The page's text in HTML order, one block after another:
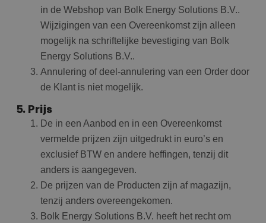
in de Webshop van Bolk Energy Solutions B.V..
Wijzigingen van een Overeenkomst zijn alleen
mogelijk na schriftelijke bevestiging van Bolk
Energy Solutions B.V..
Annulering of deel-annulering van een Order door
de Klant is niet mogelijk.
5. Prijs
De in een Aanbod en in een Overeenkomst
vermelde prijzen zijn uitgedrukt in euro’s en
exclusief BTW en andere heffingen, tenzij dit
anders is aangegeven.
De prijzen van de Producten zijn af magazijn,
tenzij anders overeengekomen.
Bolk Energy Solutions B.V. heeft het recht om